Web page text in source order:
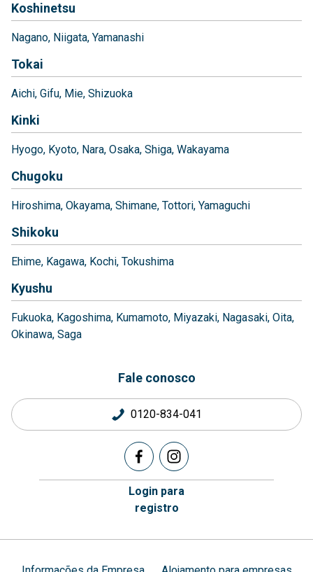
Koshinetsu
Nagano Niigata Yamanashi
Tokai
Aichi Gifu Mie Shizuoka
Kinki
Hyogo Kyoto Nara Osaka Shiga Wakayama
Chugoku
Hiroshima Okayama Shimane Tottori Yamaguchi
Shikoku
Ehime Kagawa Kochi Tokushima
Kyushu
Fukuoka Kagoshima Kumamoto Miyazaki Nagasaki Oita
Okinawa Saga
Fale conosco
0120-834-041
Login para
registro